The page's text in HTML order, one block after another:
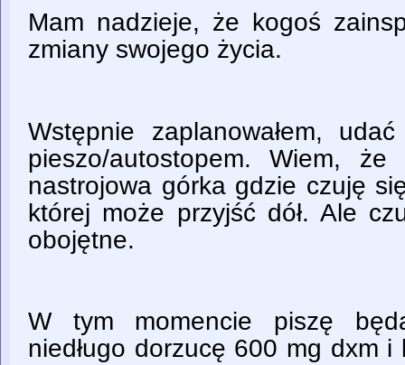
Mam nadzieje, że kogoś
zmiany swojego życia.
Wstępnie zaplanowałem,
pieszo/autostopem. Wiem,
nastrojowa górka gdzie czuję
której może przyjść dół. Ale
obojętne.
W tym momencie piszę
niedługo dorzucę 600 mg dxm